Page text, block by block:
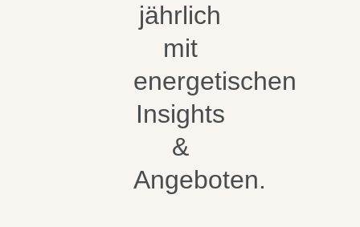
jährlich
mit
energetischen
Insights
&
Angeboten.